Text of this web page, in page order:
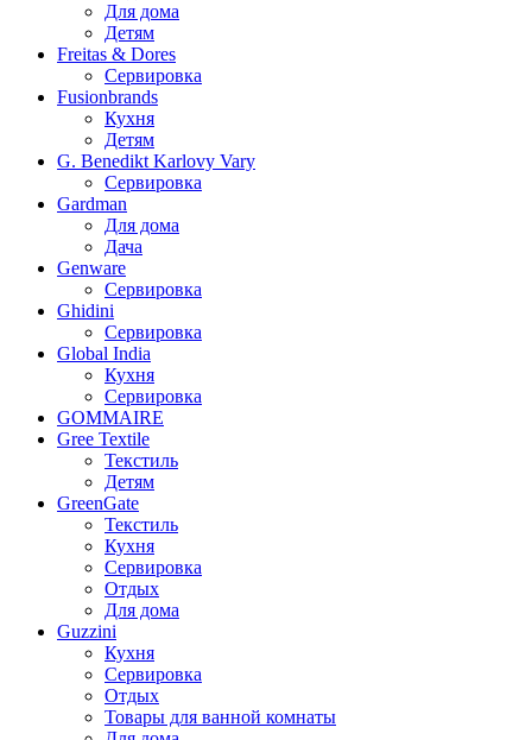
Для дома
Детям
Freitas & Dores
Сервировка
Fusionbrands
Кухня
Детям
G. Benedikt Karlovy Vary
Сервировка
Gardman
Для дома
Дача
Genware
Сервировка
Ghidini
Сервировка
Global India
Кухня
Сервировка
GOMMAIRE
Gree Textile
Текстиль
Детям
GreenGate
Текстиль
Кухня
Сервировка
Отдых
Для дома
Guzzini
Кухня
Сервировка
Отдых
Товары для ванной комнаты